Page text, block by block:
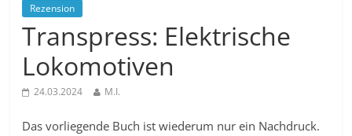
Rezension
Transpress: Elektrische
Lokomotiven
24.03.2024 M.I.
Das vorliegende Buch ist wiederum nur ein Nachdruck.